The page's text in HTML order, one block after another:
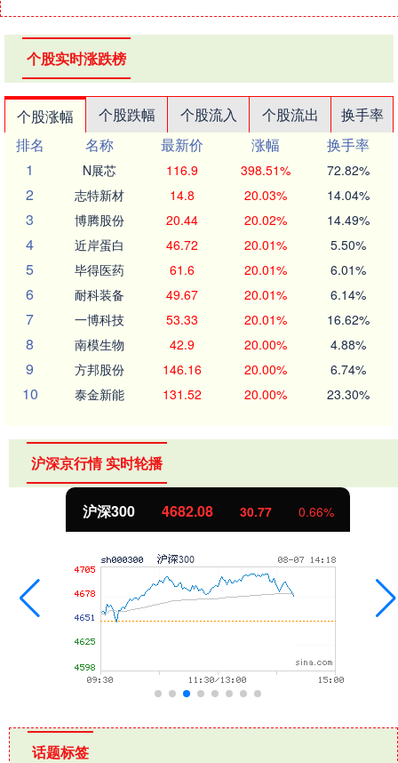
个股实时涨跌榜
个股涨幅 个股跌幅 个股流入 个股流出
换手率
排名
名称 最新价 涨幅
换手率
1
N展芯 116.9 398.51% 72.82%
2 志特新材 14.8 20.03% 14.04%
3 博腾股份 20.44 20.02% 14.49%
4 近岸蛋白 46.72 20.01% 5.50%
5 毕得医药 61.6 20.01% 6.01%
6 耐科装备 49.67 20.01% 6.14%
7 一博科技 53.33 20.01% 16.62%
8 南模生物 42.9 20.00% 4.88%
9 方邦股份 146.16 20.00% 6.74%
10 泰金新能 131.52 20.00% 23.30%
沪深京行情 实时轮播
沪深300 4682.08 30.77 0.66%
话题标签